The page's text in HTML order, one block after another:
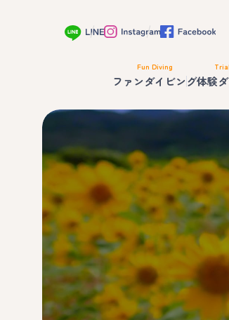
Fun Diving
ファンダイビング体験